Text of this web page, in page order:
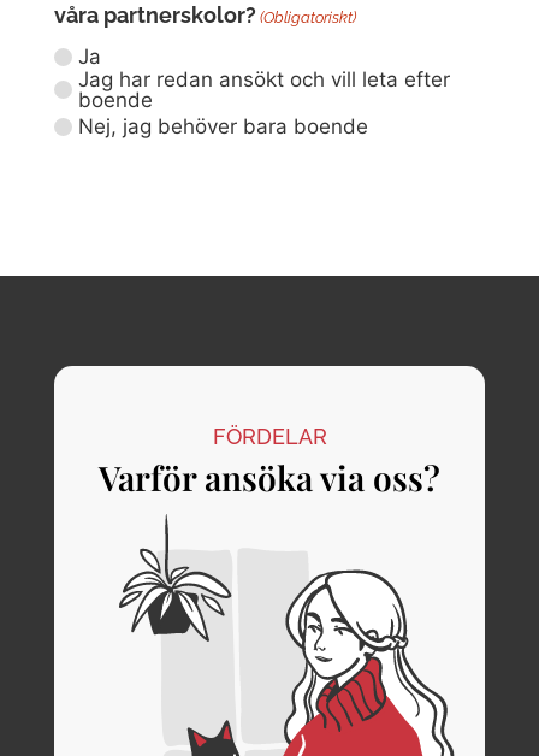
våra partnerskolor? (Obligatoriskt)
Ja
Jag har redan ansökt och vill leta efter
boende
Nej, jag behöver bara boende
FÖRDELAR
Varför ansöka via oss?